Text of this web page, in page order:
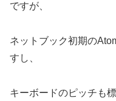
ですが、
ネットブック初期の
すし、
キーボードのピッチも